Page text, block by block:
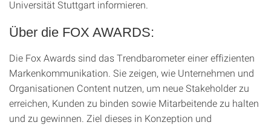
Universität Stuttgart informieren.
Über die FOX AWARDS:
Die Fox Awards sind das Trendbarometer einer effizienten
Markenkommunikation. Sie zeigen, wie Unternehmen und
Organisationen Content nutzen, um neue Stakeholder zu
erreichen, Kunden zu binden sowie Mitarbeitende zu halten
und zu gewinnen. Ziel dieses in Konzeption und